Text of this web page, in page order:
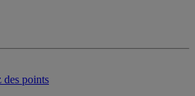
des points